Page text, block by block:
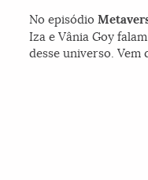
No episódio
Iza e Vânia Goy
desse universo. Vem